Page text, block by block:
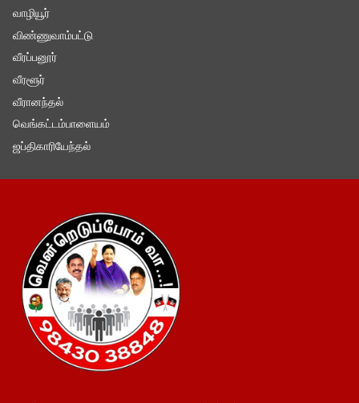
வாழியூர்
விண்ணுவாம்பட்டு
வீரப்பனூர்
வீரளூர்
வீரானந்தல்
வெங்கட்டம்பாளையம்
ஜப்திகாரியேந்தல்